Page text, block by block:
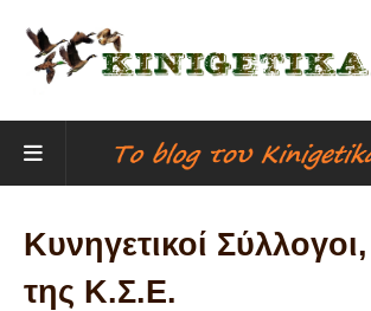
Κυνηγετικοί
της Κ.Σ.Ε.